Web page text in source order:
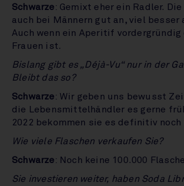
Schwarze: Gemixt eher ein Radler.
auch bei Männern gut an, viel besser
Auch wenn ein Aperitif vordergründig
Frauen ist.
Bislang gibt es „Déjà-Vu“ nur in der
Bleibt das so?
Schwarze: Wir geben uns bewusst
die Lebensmittelhändler es gerne
2022 bekommen sie es definitiv noch
Wie viele Flaschen verkaufen Sie?
Schwarze: Noch keine 100.000
Sie investieren weiter, haben Soda